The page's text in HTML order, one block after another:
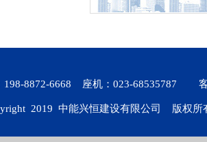
198-8872-6668 座机：023-68535787 客
2019 中能兴恒建设有限公司 版权所